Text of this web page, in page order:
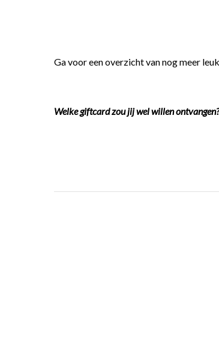
Ga voor een overzicht van nog meer
Welke giftcard zou jij wel willen ontvangen?